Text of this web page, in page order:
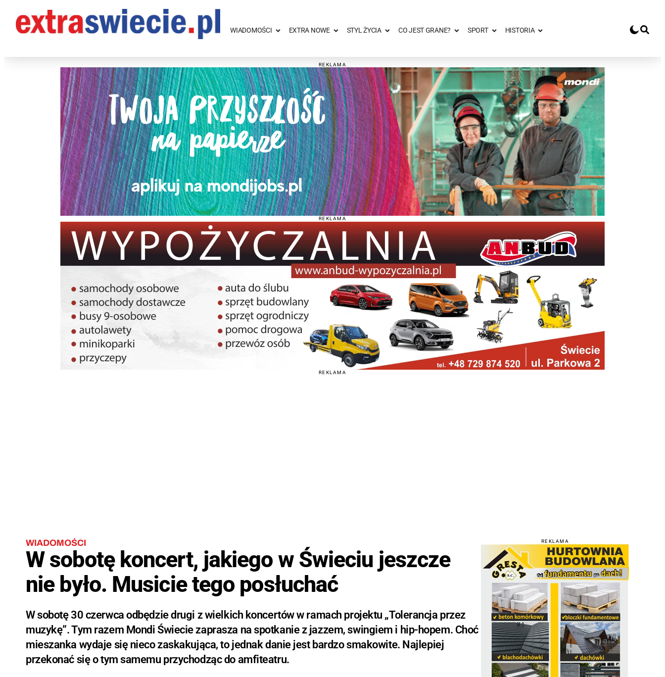
WIADOMOŚCI EXTRA NOWE STYL ŻYCIA CO JEST GRANE? SPORT HISTORIA
REKLAMA
REKLAMA
REKLAMA
WIADOMOŚCI
W sobotę koncert, jakiego w Świeciu jeszcze
nie było. Musicie tego posłuchać
W sobotę 30 czerwca odbędzie drugi z wielkich koncertów w ramach projektu „Tolerancja przez
muzykę”. Tym razem Mondi Świecie zaprasza na spotkanie z jazzem, swingiem i hip-hopem. Choć
mieszanka wydaje się nieco zaskakująca, to jednak danie jest bardzo smakowite. Najlepiej
przekonać się o tym samemu przychodząc do amfiteatru.
REKLAMA